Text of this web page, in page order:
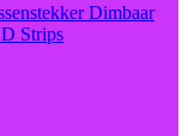
Dimbaar
Strips